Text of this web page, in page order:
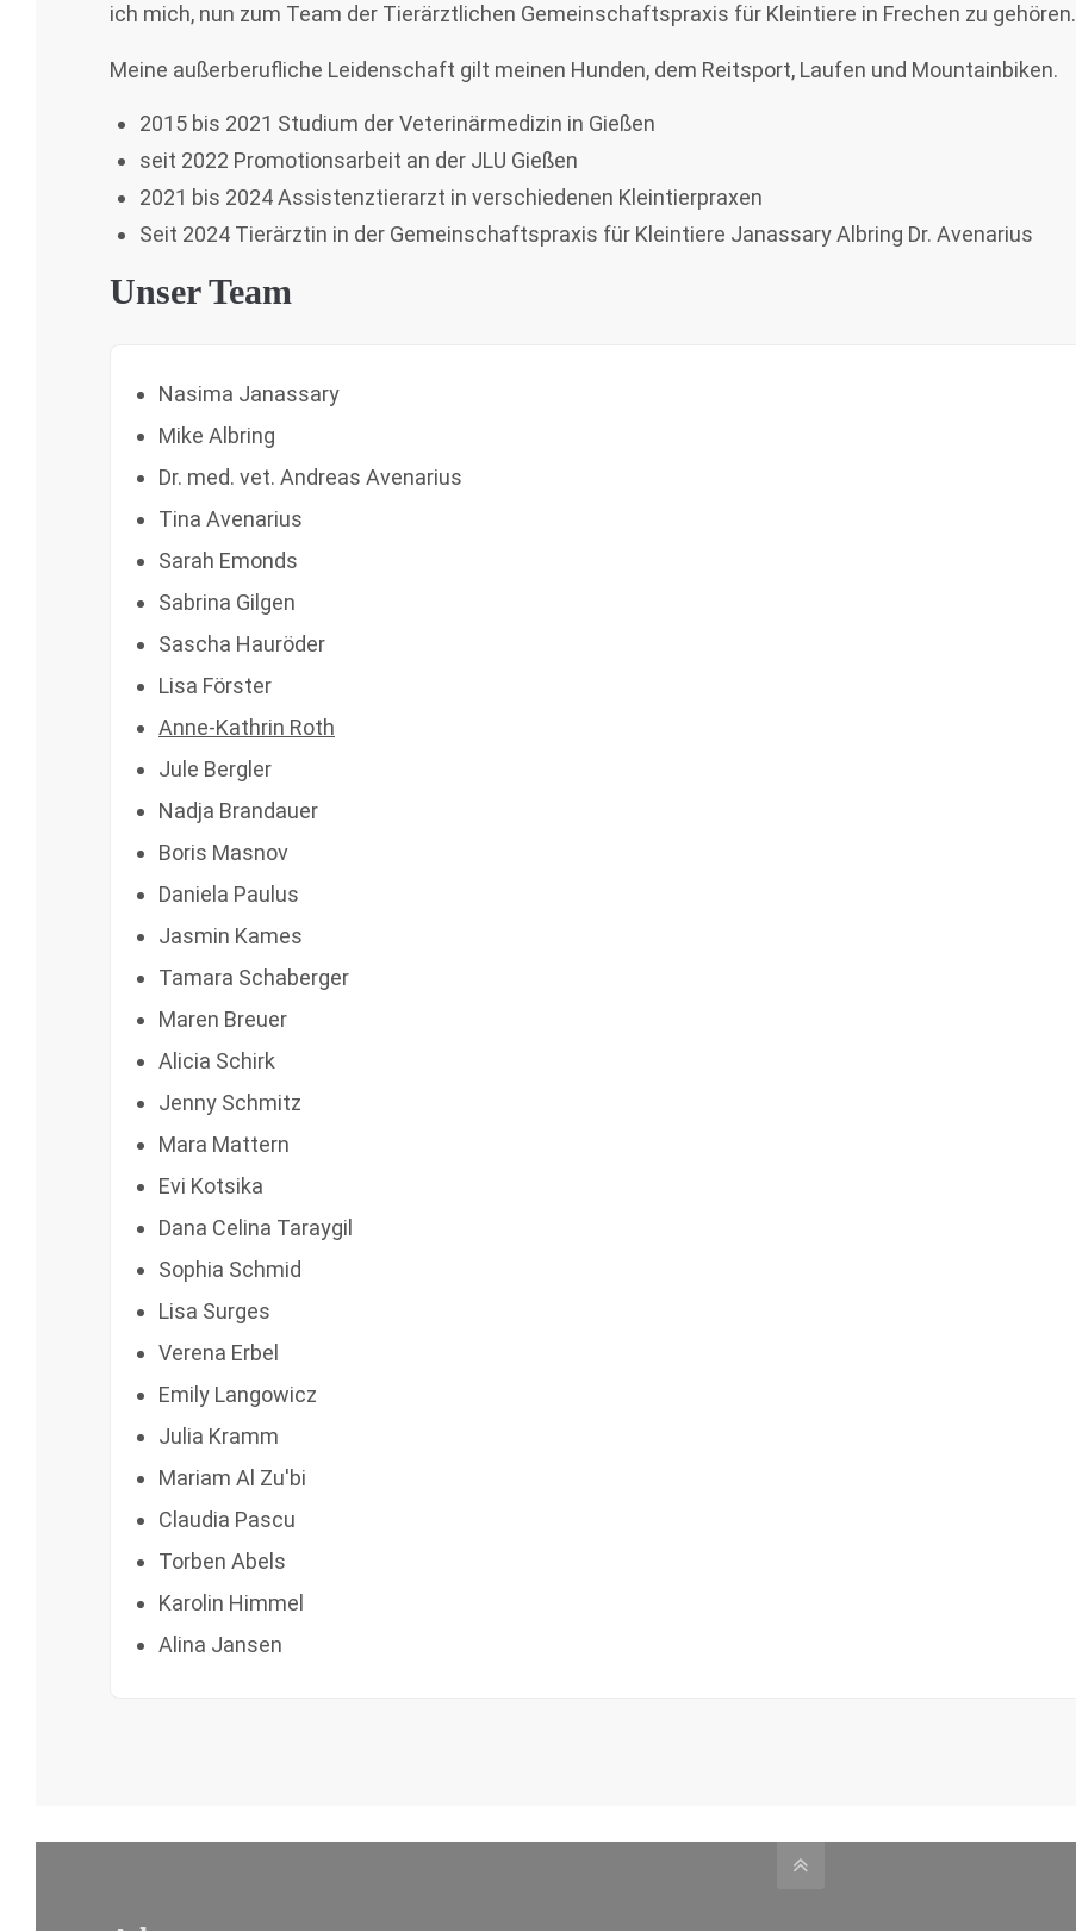
ich mich, nun zum Team der Tierärztlichen Gemeinschaftspraxis für Kleintiere in Frechen zu gehören.
Meine außerberufliche Leidenschaft gilt meinen Hunden, dem Reitsport, Laufen und Mountainbiken.
2015 bis 2021 Studium der Veterinärmedizin in Gießen
seit 2022 Promotionsarbeit an der JLU Gießen
2021 bis 2024 Assistenztierarzt in verschiedenen Kleintierpraxen
Seit 2024 Tierärztin in der Gemeinschaftspraxis für Kleintiere Janassary Albring Dr. Avenarius
Unser Team
Nasima Janassary
Mike Albring
Dr. med. vet. Andreas Avenarius
Tina Avenarius
Sarah Emonds
Sabrina Gilgen
Sascha Hauröder
Lisa Förster
Anne-Kathrin Roth
Jule Bergler
Nadja Brandauer
Boris Masnov
Daniela Paulus
Jasmin Kames
Tamara Schaberger
Maren Breuer
Alicia Schirk
Jenny Schmitz
Mara Mattern
Evi Kotsika
Dana Celina Taraygil
Sophia Schmid
Lisa Surges
Verena Erbel
Emily Langowicz
Julia Kramm
Mariam Al Zu'bi
Claudia Pascu
Torben Abels
Karolin Himmel
Alina Jansen